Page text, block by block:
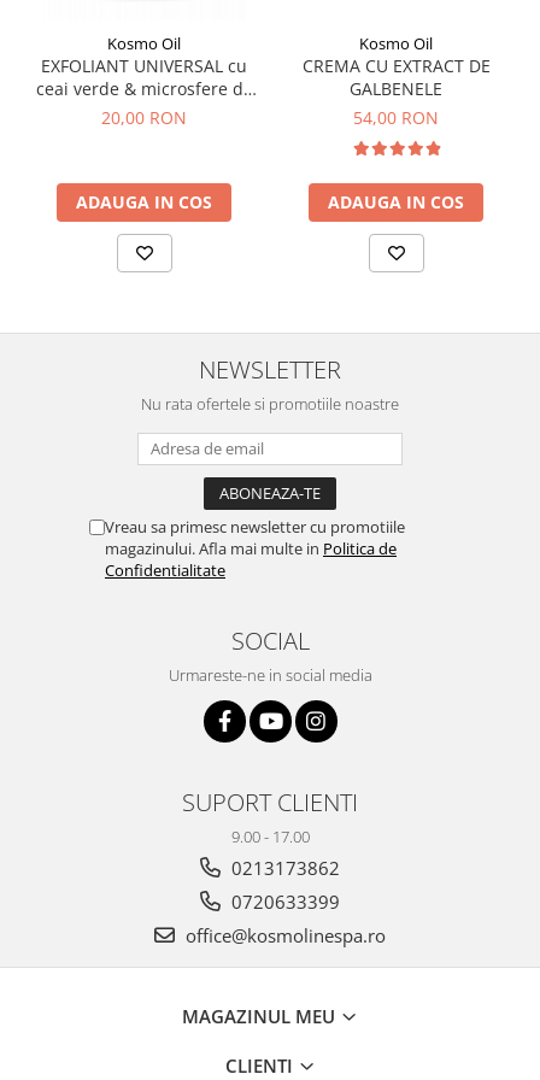
Kosmo Oil
EXFOLIANT UNIVERSAL cu
ceai verde & microsfere de
ceara
20,00 RON
ADAUGA IN COS
Kosmo Oil
CREMA CU EXTRACT DE
GALBENELE
54,00 RON
ADAUGA IN COS
NEWSLETTER
Nu rata ofertele si promotiile noastre
Vreau sa primesc newsletter cu promotiile
magazinului. Afla mai multe in Politica de
Confidentialitate
SOCIAL
Urmareste-ne in social media
SUPORT CLIENTI
9.00 - 17.00
0213173862
0720633399
office@kosmolinespa.ro
MAGAZINUL MEU
CLIENTI